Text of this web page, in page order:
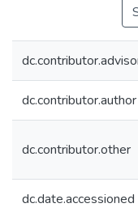
dc.contributor.author
dc.contributor.other
dc.date.accessioned